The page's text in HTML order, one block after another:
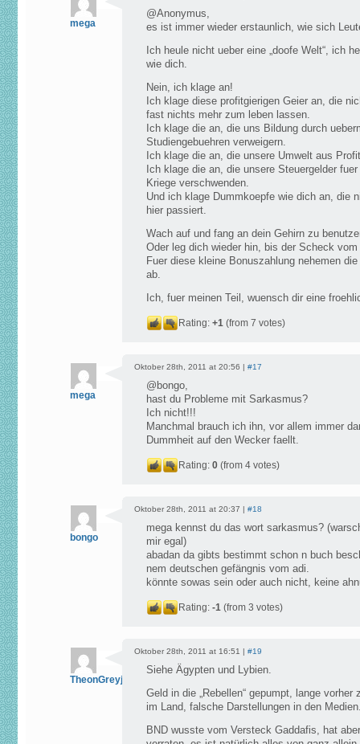
mega
@Anonymus,
es ist immer wieder erstaunlich, wie sich
Ich heule nicht ueber eine „doofe Welt“, ich
wie dich.
Nein, ich klage an!
Ich klage diese profitgierigen Geier an, die
fast nichts mehr zum leben lassen.
Ich klage die an, die uns Bildung durch
Studiengebuehren verweigern.
Ich klage die an, die unsere Umwelt aus
Ich klage die an, die unsere Steuergelder
Kriege verschwenden.
Und ich klage Dummkoepfe wie dich an, die
hier passiert.
Wach auf und fang an dein Gehirn zu
Oder leg dich wieder hin, bis der Scheck
Fuer diese kleine Bonuszahlung nehemen
ab.
Ich, fuer meinen Teil, wuensch dir eine
Rating: +1 (from 7 votes)
mega
Oktober 28th, 2011 at 20:56 | #17
@bongo,
hast du Probleme mit Sarkasmus?
Ich nicht!!!
Manchmal brauch ich ihn, vor allem immer
Dummheit auf den Wecker faellt.
Rating: 0 (from 4 votes)
bongo
Oktober 28th, 2011 at 20:37 | #18
mega kennst du das wort sarkasmus?
mir egal)
abadan da gibts bestimmt schon n buch
nem deutschen gefängnis vom adi.
könnte sowas sein oder auch nicht, keine
Rating: -1 (from 3 votes)
TheonGreyjoy
Oktober 28th, 2011 at 16:51 | #19
Siehe Ägypten und Lybien.
Geld in die „Rebellen“ gepumpt, lange vorher
im Land, falsche Darstellungen in den
BND wusste vom Versteck Gaddafis, hat